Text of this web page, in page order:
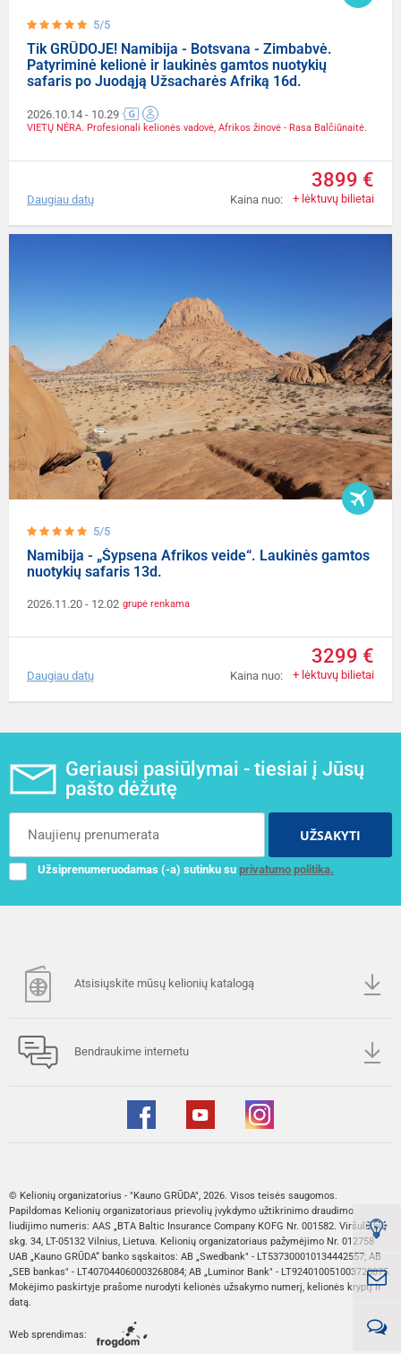
5/5
Tik GRŪDOJE! Namibija - Botsvana - Zimbabvė.
Patyriminė kelionė ir laukinės gamtos nuotykių
safaris po Juodąją Užsacharės Afriką 16d.
2026.10.14 - 10.29
VIETŲ NĖRA. Profesionali kelionės vadovė, Afrikos žinovė - Rasa Balčiūnaitė.
Kaina nuo:
3899 €
+ lėktuvų bilietai
Daugiau datų
5/5
Namibija - „Šypsena Afrikos veide“. Laukinės gamtos
nuotykių safaris 13d.
2026.11.20 - 12.02 grupė renkama
Kaina nuo:
3299 €
+ lėktuvų bilietai
Daugiau datų
Geriausi pasiūlymai - tiesiai į Jūsų
pašto dėžutę
UŽSAKYTI
Užsiprenumeruodamas (-a) sutinku su privatumo politika.
Atsisiųskite mūsų kelionių katalogą
Bendraukime internetu
© Kelionių organizatorius - "Kauno GRŪDA", 2026. Visos teisės saugomos.
Papildomas Kelionių organizatoriaus prievolių įvykdymo užtikrinimo draudimo
liudijimo numeris: AAS „BTA Baltic Insurance Company KOFG Nr. 001582. Viršuliškių
skg. 34, LT-05132 Vilnius, Lietuva. Kelionių organizatoriaus pažymėjimo Nr. 012758
UAB „Kauno GRŪDA“ banko sąskaitos: AB „Swedbank" - LT537300010134442557; AB
„SEB bankas" - LT407044060003268084; AB „Luminor Bank" - LT924010051003728875.
Mokėjimo paskirtyje prašome nurodyti kelionės užsakymo numerį, kelionės kryptį ir
datą.
Web sprendimas: